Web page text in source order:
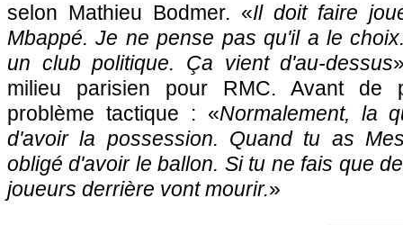
selon Mathieu Bodmer. «Il doit faire
Mbappé. Je ne pense pas qu'il a le
un club politique. Ça vient d'au-dessus
milieu parisien pour RMC. Avant de
problème tactique : «Normalement, la
d'avoir la possession. Quand tu as
obligé d'avoir le ballon. Si tu ne fais que
joueurs derrière vont mourir.»